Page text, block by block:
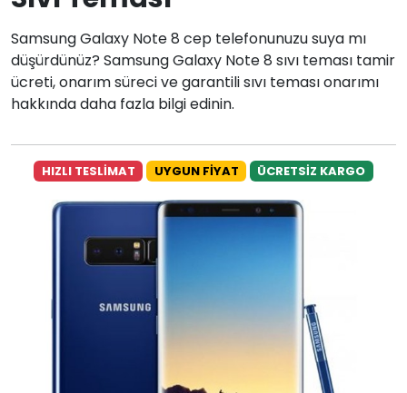
Samsung Galaxy Note 8 cep telefonunuzu suya mı
düşürdünüz? Samsung Galaxy Note 8 sıvı teması tamir
ücreti, onarım süreci ve garantili sıvı teması onarımı
hakkında daha fazla bilgi edinin.
HIZLI TESLİMAT UYGUN FİYAT ÜCRETSİZ KARGO